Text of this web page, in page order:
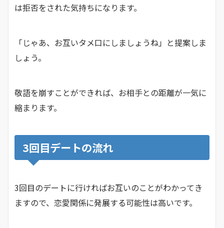
は拒否をされた気持ちになります。
「じゃあ、お互いタメ口にしましょうね」と提案しま
しょう。
敬語を崩すことができれば、お相手との距離が一気に
縮まります。
3回目デートの流れ
3回目のデートに行ければお互いのことがわかってき
ますので、恋愛関係に発展する可能性は高いです。